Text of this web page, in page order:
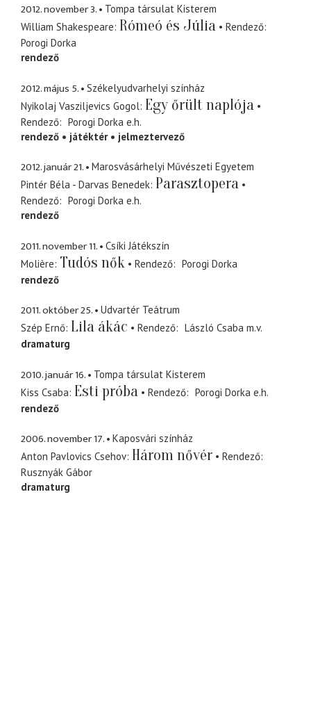
2012. november 3.
Tompa társulat Kisterem
William Shakespeare Rómeó és Júlia
Rendező
Porogi Dorka
rendező
2012. május 5.
Székelyudvarhelyi színház
Nyikolaj Vasziljevics Gogol Egy őrült naplója
Rendező Porogi Dorka e.h.
rendező
játéktér jelmeztervező
2012. január 21.
Marosvásárhelyi Művészeti Egyetem
Pintér Béla - Darvas Benedek Parasztopera
Rendező Porogi Dorka e.h.
rendező
2011. november 11.
Csíki Játékszín
Molière Tudós nők Rendező
Porogi Dorka
rendező
2011. október 25.
Udvartér Teátrum
Szép Ernő Lila ákác Rendező László Csaba m.v.
dramaturg
2010. január 16.
Tompa társulat Kisterem
Kiss Csaba Esti próba Rendező Porogi Dorka e.h.
rendező
2006. november 17.
Kaposvári színház
Anton Pavlovics Csehov Három nővér
Rendező
Rusznyák Gábor
dramaturg